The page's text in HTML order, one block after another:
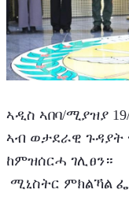
ኣዲስ ኣበባ/ሚያዝያ
ኣብ ወታደራዊ
ከምዝሰርሓ ገሊፀን።